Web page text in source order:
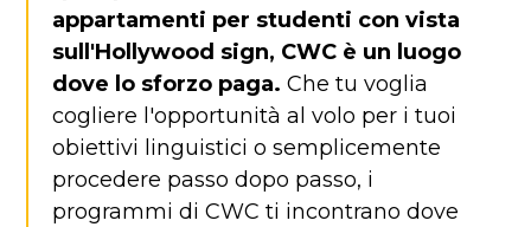
appartamenti per studenti con vista
sull'Hollywood sign, CWC è un luogo
dove lo sforzo paga. Che tu voglia
cogliere l'opportunità al volo per i tuoi
obiettivi linguistici o semplicemente
procedere passo dopo passo, i
programmi di CWC ti incontrano dove